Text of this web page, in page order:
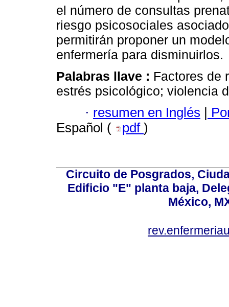
el número de consultas
riesgo psicosociales
permitirán proponer un
enfermería para disminuirlos.
Palabras llave : Factores de
estrés psicológico; violencia
· resumen en Inglés
Español (
pdf )
Circuito de Posgrados,
Edificio "E" planta baja,
México,